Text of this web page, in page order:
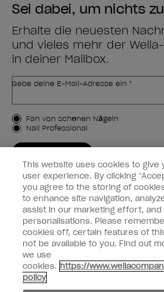
Sei dabei, um nichts
Erhalte die neuesten
und vieles mehr der
in deiner Mailbox.
Gebe deine E-Mail-Adresse ein *
Kundenart
Fan von schönen Nägeln
Nail Professional
Kundeninformationen
Vernetzen
facebookinstagram
This website uses cookies to give
user experience. By clicking
you agree to the storing of
to enhance site navigation,
assist in our marketing effort, and
personalisations. Please
cookies off, certain features of
not be available to you. Find out
we use
cookies. https://
policy